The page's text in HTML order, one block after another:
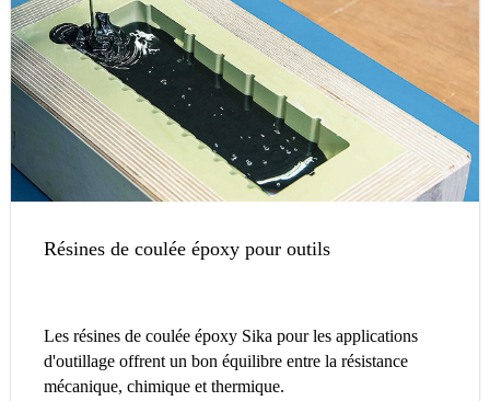
Résines de coulée époxy pour outils
Les résines de coulée époxy Sika pour les applications
d'outillage offrent un bon équilibre entre la résistance
mécanique, chimique et thermique.